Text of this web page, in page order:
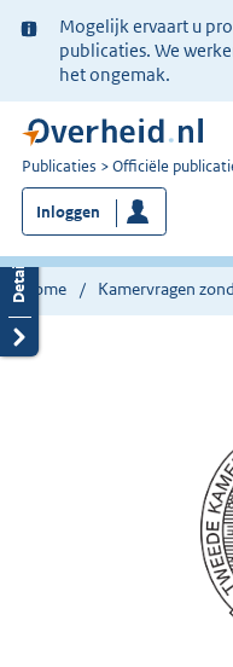
Ter
informatie:
Mogelijk ervaart u
publicaties. We
het ongemak.
U
bent
nu
hier:
Publicaties Officiële
Inloggen
Home Kamervragen